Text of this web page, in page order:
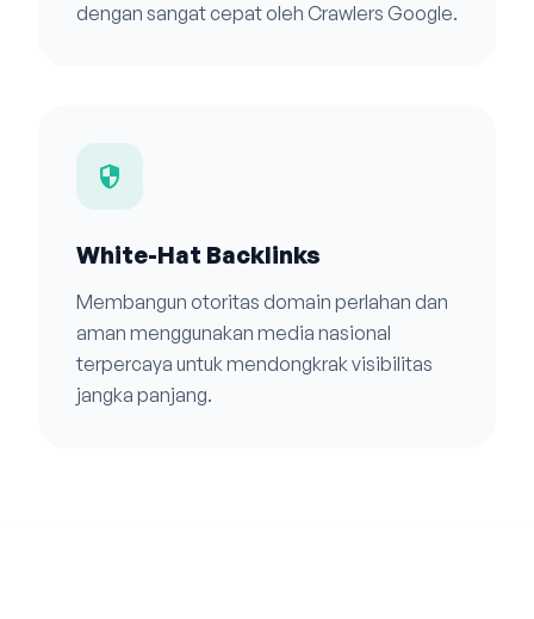
dengan sangat cepat oleh Crawlers Google.
security
White-Hat Backlinks
Membangun otoritas domain perlahan dan
aman menggunakan media nasional
terpercaya untuk mendongkrak visibilitas
jangka panjang.